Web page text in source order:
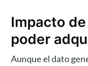
Impacto
poder
Aunque el dato